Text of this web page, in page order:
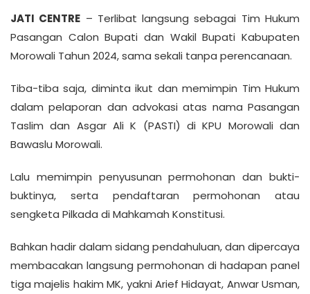
JATI CENTRE – Terlibat langsung sebagai Tim Hukum
Pasangan Calon Bupati dan Wakil Bupati Kabupaten
Morowali Tahun 2024, sama sekali tanpa perencanaan.
Tiba-tiba saja, diminta ikut dan memimpin Tim Hukum
dalam pelaporan dan advokasi atas nama Pasangan
Taslim dan Asgar Ali K (PASTI) di KPU Morowali dan
Bawaslu Morowali.
Lalu memimpin penyusunan permohonan dan bukti-
buktinya, serta pendaftaran permohonan atau
sengketa Pilkada di Mahkamah Konstitusi.
Bahkan hadir dalam sidang pendahuluan, dan dipercaya
membacakan langsung permohonan di hadapan panel
tiga majelis hakim MK, yakni Arief Hidayat, Anwar Usman,